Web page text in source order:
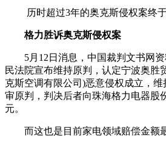
历时超过3年的奥克斯侵权案终于
格力胜诉奥克斯侵权案
5月12日消息，中国裁判文书网资
民法院宣布维持原判，认定宁波奥胜
克斯空调有限公司)恶意侵权成立，
审原判，判决后者向珠海格力电器股
元。
而这也是目前家电领域赔偿金额最